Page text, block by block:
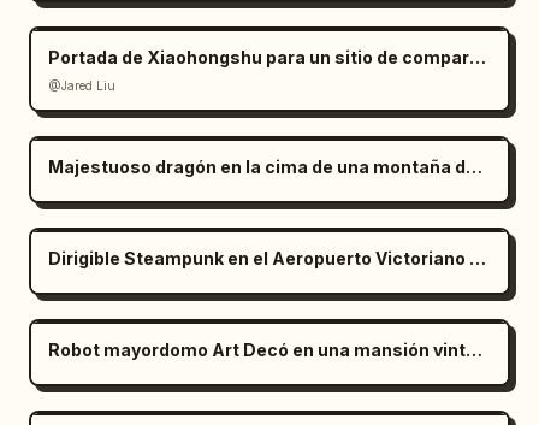
Portada de Xiaohongshu para un sitio de comparación de modelos de IA
@Jared Liu
Majestuoso dragón en la cima de una montaña de cristal
Dirigible Steampunk en el Aeropuerto Victoriano del Cielo
Robot mayordomo Art Decó en una mansión vintage de los años 20